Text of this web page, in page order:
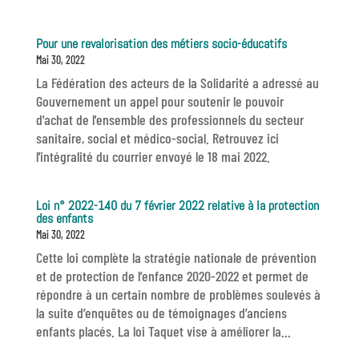
Pour une revalorisation des métiers socio-éducatifs
Mai 30, 2022
La Fédération des acteurs de la Solidarité a adressé au
Gouvernement un appel pour soutenir le pouvoir
d'achat de l'ensemble des professionnels du secteur
sanitaire, social et médico-social. Retrouvez ici
l'intégralité du courrier envoyé le 18 mai 2022.
Loi n° 2022-140 du 7 février 2022 relative à la protection
des enfants
Mai 30, 2022
Cette loi complète la stratégie nationale de prévention
et de protection de l’enfance 2020-2022 et permet de
répondre à un certain nombre de problèmes soulevés à
la suite d’enquêtes ou de témoignages d’anciens
enfants placés. La loi Taquet vise à améliorer la...